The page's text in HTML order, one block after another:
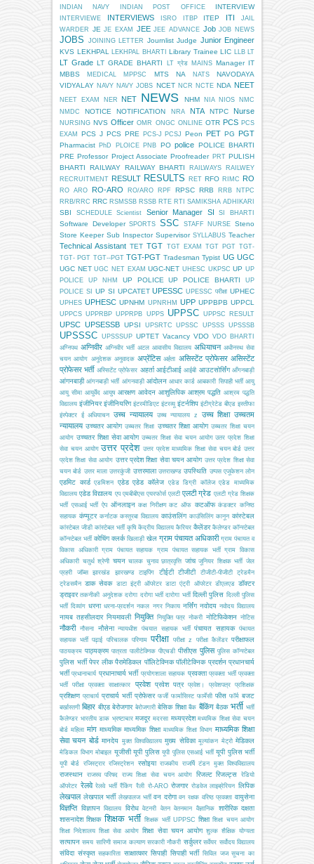
INDIAN NAVY INDIAN POST OFFICE INTERVIEW
INTERVIEWE INTERVIEWS ISRO ITBP ITEP ITI
JAIL
WARDER JE JE EXAM JEE JEE ADVANCE Job JOB NEWS
JOBS JOINING LETTER Journlist Judge Junior Engineer
KVS LEKHPAL LEKHPAL BHARTI Library Trainee LIC LLB LT
LT Grade LT GRADE BHARTI LT ग्रेड MAINS Manager IT
MBBS
MEDICAL MPPSC MTS NA NATS
NAVODAYA
VIDYALAY NAVY NAVY JOBS NCET NCR NCTE NDA NEET
NEET EXAM NER NET NEWS NHM NIA NIOS
NMC
NMDC
NOTICE NOTIFICATION NRA NTA NTPC Nurse
NURSING NVS Officer OMR ONGC ONLINE OTR PCS PCS
EXAM
PCS J PCS PRE PCS-J PCSJ Peon PET PG PGT
Pharmacist PhD PLOICE PNB PO police POLICE BHARTI
PRE Professor Project Associate Proofreader PRT PULISH
BHARTI
RAILWAY RAILWAY BHARTI RAILWAYS
RAILWEY
RECRUITMENT RESULT RESULTS RET RFO RIMC RO
RO ARO RO-ARO RO/ARO RPF RPSC RRB
RRB NTPC
RRB/RRC RRC RSMSSB RSSB RTE RTI SAMIKSHA ADHIKARI
SBI SCHEDULE Scientist Senior Manager SI SI BHARTI
Software Developer SPORTS SSC STAFF NURSE
Steno
Store Keeper Sub Inspector Supervisor SYLLABUS Teacher
Technical Assistant TET TGT TGT EXAM TGT PGT TGT-
TGT- PGT TGT--PGT TGT-PGT Tradesman Typist UG UGC
UGC NET UGC NET EXAM UGC-NET UHESC UKPSC UP UP
POLICE
UP NHM UP POLICE UP POLICE BHARTI
UP
POLICE SI
UP SI UPCATET UPESSC UPESSC परीक्षा UPHEC
UPHES UPHESC UPNHM UPNRHM UPP UPPBPB UPPCL
UPPCS UPPRBP UPPRPB UPPS UPPSC UPPSC RESULT
UPSC UPSESSB UPSI UPSRTC UPSSC UPSSS UPSSSB
UPSSSC UPSSSUP UPTET Vacancy VDO VDO BHARTI
अग्निपथ अग्निवीर अग्निवीर भर्ती अटल आवासीय विद्यालय अधियाचन अधीनस्थ सेवा
चयन आयोग अनुदेशक अनुवादक अप्रेंटिस अर्हता असिस्टेंट प्रोफेसर असिस्टेंट
प्रोफेसर भर्ती अस्सिटेंट प्रोफेसर अहर्ता आईटीआई आईबी आउटसोर्सिंग आँगनबाड़ी
आंगनबाड़ी आंगनबाड़ी भर्ती आंगनवाड़ी आंदोलन आधार कार्ड आबकारी सिपाही भर्ती आयु
आयु सीमा आयुर्वेद आयुष आरक्षण आवेदन आशुलिपिक आश्रम पद्धति आश्रम पद्धति
विद्यालय इंजीनियर इंजीनियरिंग इंटरमीडिएट इंटरव्यू इंटर्नशिप इंटीग्रेटेड बीएड इस्तीफा
इंस्पेक्टर ई अधियाचन उच्च न्यायालय उच्च न्यायालय z उच्च शिक्षा उच्चतम
न्यायालय उच्चतर आयोग उच्चतर शिक्षा उच्चतर शिक्षा आयोग उच्चतर शिक्षा चयन
आयोग उच्चतर शिक्षा सेवा आयोग उच्चतर शिक्षा सेवा चयन आयोग उतर प्रदेश शिक्षा
सेवा चयन आयोग उत्तर प्रदेश उत्तर प्रदेश माध्यमिक शिक्षा सेवा चयन बोर्ड उत्तर
प्रदेश शिक्षा सेवा आयोग उत्तर प्रदेश शिक्षा सेवा चयन आयोग उत्तर प्रदेश शिक्षा सेवा
चयन बोर्ड उत्तर माला उत्तरकुंजी उत्तरमाला उत्तराखण्ड उपस्थिति उप्पस एजूकेशन लोन
एडमिट कार्ड एडमिशन एडेड एडेड कॉलेज एडेड डिग्री कॉलेज एडेड माध्यमिक
विद्यालय एडेड विद्यालय एप एमबीबीएस एयरफोर्स एलटी एलटी ग्रेड एलटी ग्रेड शिक्षक
भर्ती एसआई भर्ती ऐप ऑनलाइन कक्ष निरीक्षण कट ऑफ कटऑफ कंडक्टर कनिष्ठ
सहायक कंप्यूटर कर्नाटक कस्तूरबा विद्यालय काउंसलिंग काउंसिलिंग कानून कांस्टेबल
कांस्टेबल जीडी कांस्टेबल भर्ती कृषि केंद्रीय विद्यालय कैरियर कैलेंडर कैलेण्डर कॉन्स्टेबल
कॉन्स्टेबल भर्ती कोचिंग क्लर्क खिलाड़ी खेल ग्राम पंचायत अधिकारी ग्राम पंचायत व
विकास अधिकारी ग्राम पंचायत सहायक ग्राम पंचायत सहायक भर्ती ग्राम विकास
अधिकारी चतुर्थ श्रेणी चयन चालक चुनाव छात्रवृत्ति जांच जूनियर शिक्षक भर्ती जेल
प्रहरी
जॉब्स झारखंड झारखण्ड टाइपिंग टीईटी टीजीटी टीजीटी-पीजीटी
ट्रेडमैन
ट्रेडसमैन डाक सेवक डाटा इंट्री ऑपरेटर डाटा एंट्री ऑपरेटर डीएलएड डॉक्टर
ड्राइवर तकनीकी अनुदेशक दरोगा दरोगा भर्ती दारोगा भर्ती दिल्ली पुलिस दिल्ली पुलिस
भर्ती दिव्यांग धरना धरना-प्रदर्शन नकल नगर निकाय नर्सिंग नवोदय नवोदय विद्यालय
नायब तहसीलदार नियमावली नियुक्ति नियुक्ति पत्र नोकरी नोटिफिकेशन नोटिस
नौकरी नौसना नौसेना न्यायधीश पंचयात सहायक भर्ती पंचायत सहायक पंचायत
सहायक भर्ती पढ़ाई परिचालक परिणाम परीक्षा परीक्षा z परीक्षा कैलेंडर परीक्षाफल
पाठयक्रम पाठ्यक्रम पात्रता पालीटेक्निक पीएचडी पीसीएस पुलिस पुलिस कॉन्स्टेबल
पुलिस भर्ती पेपर लीक पैरामेडिकल पॉलिटेक्निक पॉलीटेक्निक प्रदर्शन प्रधानचार्य
भर्ती प्रधानाचार्य प्रधानाचार्य भर्ती प्रयोगशाला सहायक प्रवक्ता प्रवक्ता भर्ती प्रवक्ता
भर्ती परीक्षा
प्रवक्ता साक्षात्कार प्रवेश प्रवेश पत्र प्रवेश। प्रवेशपत्र प्रशिक्षक
प्रशिक्षण प्राचार्य प्राचार्य भर्ती प्रोफेसर फर्जी फार्मासिस्ट फार्मेसी फीस फॉर्म बजट
बर्खास्तगी बिहार बीएड बेरोजगार बेरोजगारी बेसिक शिक्षा बैंक बैंकिंग बैठक भर्ती भर्ती
कैलेण्डर भारतीय डाक भ्रष्टाचार मजदूर मदरसा मध्यप्रदेश मध्यमिक शिक्षा सेवा चयन
बोर्ड महिला मांग माध्यमिक माध्यमिक शिक्षा माध्यमिक शिक्षा विभाग माध्यमिक शिक्षा
सेवा चयन बोर्ड मानदेय मुक्त विश्वविद्यालय मुख्य सेविका मूल्यांकन मेट्रो मेडिकल
मेडिकल विभाग मोबाइल यूजीसी यूपी पुलिस यूपी पुलिस एसआई भर्ती यूपी पुलिस भर्ती
यूपी बोर्ड रजिस्ट्रार रजिस्ट्रेशन रसोइया राजकीय राजर्षि टंडन मुक्त विश्वविद्यालय
राजस्थान राजस्व परिषद राज्य शिक्षा सेवा चयन आयोग रिजल्ट रिजल्ट्स
रेडियो
ऑपरेटर रेलवे रेलवे भर्ती रैंकिंग रैली रो-ARO रोजगार रोडवेज लाइब्रेरियन लिपिक
लेखपाल लेखपाल भर्ती लेखपालज भर्ती वन दरोगा वन रक्षक वरिष्ठ प्रवक्ता वायुसेना
विज्ञप्ति विज्ञापन विद्यालय विरोध वेटनरी वेतन वेतनमान वैज्ञानिक
शारीरिक दक्षता
शासनादेश शिक्षक शिक्षक भर्ती शिक्षक भर्ती UPPSC शिक्षा शिक्षा चयन आयोग
शिक्षा निदेशालय शिक्षा सेवा आयोग शिक्षा सेवा चयन आयोग शुल्क शैक्षिक योग्यता
सत्यापन समय सारिणी समाज कल्याण सरकारी नौकरी सर्कुलर सर्वेयर सर्वोदय विद्यालय
संविदा संस्कृत सहकारिता साक्षात्कार सिपाही सिपाही भर्ती सिविल जज सूचना का